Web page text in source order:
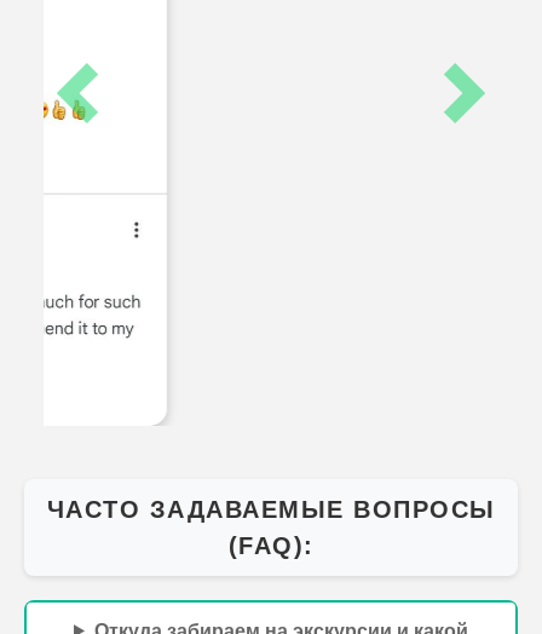
Egypttravel world.com
иконку удобного для Вас мессенджера и напишите нам]